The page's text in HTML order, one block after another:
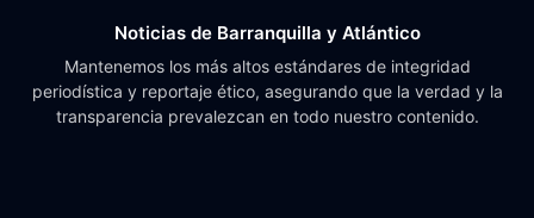
Noticias de Barranquilla y Atlántico
Mantenemos los más altos estándares de integridad
periodística y reportaje ético, asegurando que la verdad y la
transparencia prevalezcan en todo nuestro contenido.